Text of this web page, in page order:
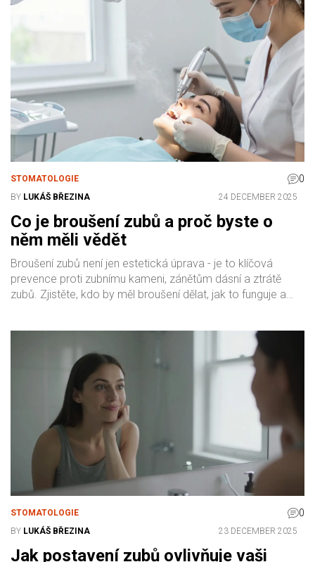
STOMATOLOGIE 0
BY LUKÁŠ BŘEZINA 24 DECEMBER 2025
Co je broušení zubů a proč byste o
něm měli vědět
Broušení zubů není jen estetická úprava - je to klíčová
prevence proti zubnímu kameni, zánětům dásní a ztrátě
zubů. Zjistěte, kdo by měl broušení dělat, jak to funguje a
STOMATOLOGIE 0
BY LUKÁŠ BŘEZINA 23 DECEMBER 2025
Jak postavení zubů ovlivňuje vaši